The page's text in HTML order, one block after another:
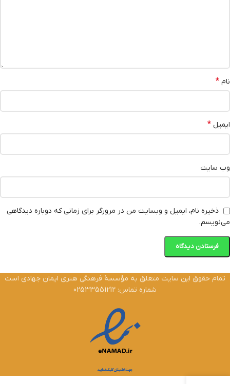
نام *
ایمیل *
وب‌ سایت
ذخیره نام، ایمیل و وبسایت من در مرورگر برای زمانی که دوباره دیدگاهی
می‌نویسم.
تمام حقوق این سایت متعلق به مؤسسۀ فرهنگی هنری ایمان جهادی است
شماره تماس: 02533551212